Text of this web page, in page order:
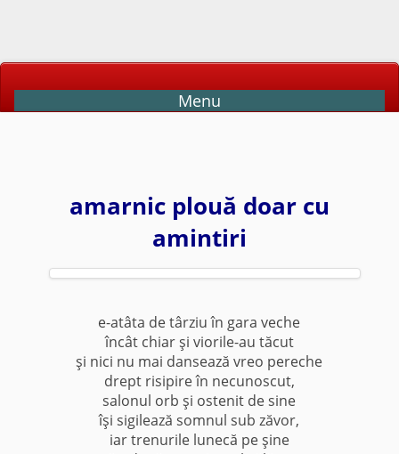
Menu
amarnic plouă doar cu
amintiri
e-atâta de târziu în gara veche
încât chiar şi viorile-au tăcut
şi nici nu mai dansează vreo pereche
drept risipire în necunoscut,
salonul orb şi ostenit de sine
îşi sigilează somnul sub zăvor,
iar trenurile lunecă pe şine